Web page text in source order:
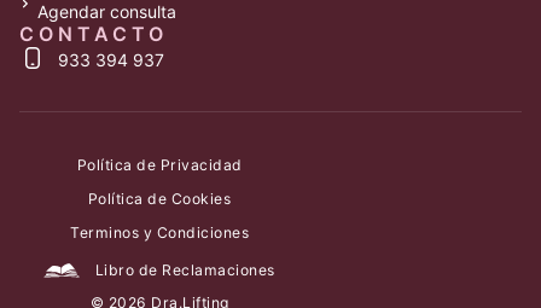
Agendar consulta
CONTACTO
933 394 937
© 2026 Dra.Lifting
Política de Privacidad
Política de Cookies
Terminos y Condiciones
Libro de Reclamaciones